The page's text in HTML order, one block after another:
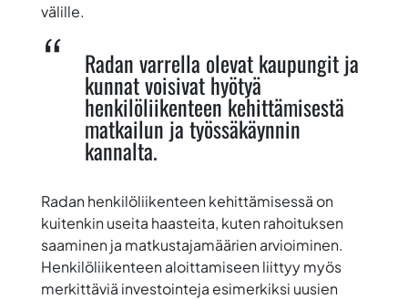
välille.
Radan varrella olevat kaupungit ja
kunnat voisivat hyötyä
henkilöliikenteen kehittämisestä
matkailun ja työssäkäynnin
kannalta.
Radan henkilöliikenteen kehittämisessä on
kuitenkin useita haasteita, kuten rahoituksen
saaminen ja matkustajamäärien arvioiminen.
Henkilöliikenteen aloittamiseen liittyy myös
merkittäviä investointeja esimerkiksi uusien